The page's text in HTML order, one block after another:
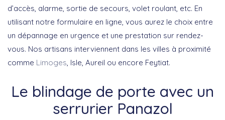
d’accès, alarme, sortie de secours, volet roulant, etc. En
utilisant notre formulaire en ligne, vous aurez le choix entre
un dépannage en urgence et une prestation sur rendez-
vous. Nos artisans interviennent dans les villes à proximité
comme Limoges , Isle, Aureil ou encore Feytiat.
Le blindage de porte avec un
serrurier Panazol